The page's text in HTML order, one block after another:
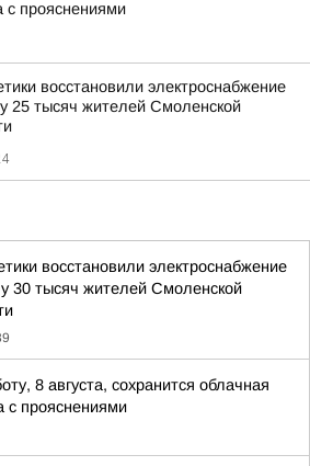
с прояснениями
восстановили электроснабжение
25 тысяч жителей Смоленской
восстановили электроснабжение
у 30 тысяч жителей Смоленской
8 августа, сохранится облачная
с прояснениями